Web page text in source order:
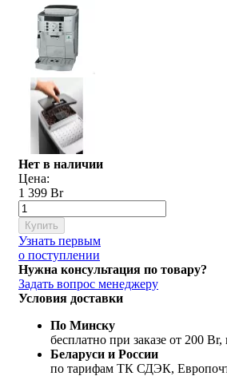
Нет в наличии
Цена:
1 399 Br
Купить
Узнать первым
о поступлении
Нужна консультация по товару?
Задать вопрос менеджеру
Условия доставки
По Минску
бесплатно при заказе от 200
Беларуси и России
по тарифам ТК СДЭК,